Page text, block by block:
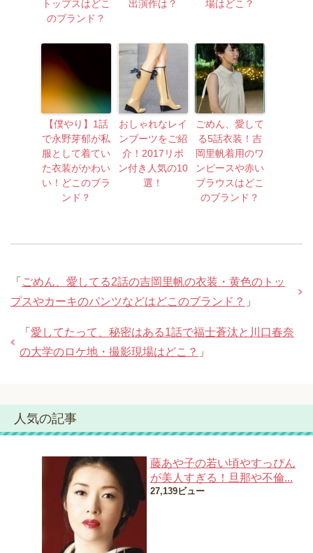
トップスはどこ
のブランド？
出演作は？
場はどこ？
【僕やり】1話
で永野芽郁が私
服として着てい
た衣装がかわい
い！どこのブラ
ンド？
おしゃれなレイ
ンブーツをご紹
介！2017リボ
ン付き人気の10
選！
ごめん、愛して
る5話衣装！吉
岡里帆着用のワ
ンピースや赤い
ブラウスはどこ
のブランド？
「 ごめん、愛してる2話の吉岡里帆の衣装・黄色のトッ
プスやカーキのパンツなどはどこのブランド？ 」
「 愛してたって、秘密はある1話で福士蒼汰と川口春奈
の大学のロケ地・撮影現場はどこ？ 」
人気の記事
藤あや子の若い頃やすっぴん
が美人すぎる！旦那や不倫...
27,139ビュー